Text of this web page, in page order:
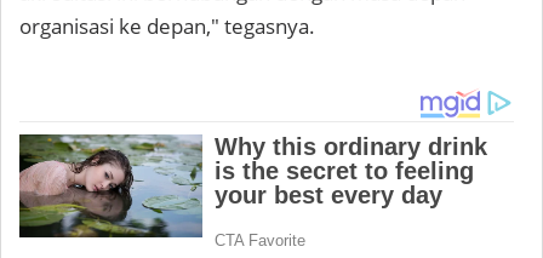
organisasi ke depan," tegasnya.